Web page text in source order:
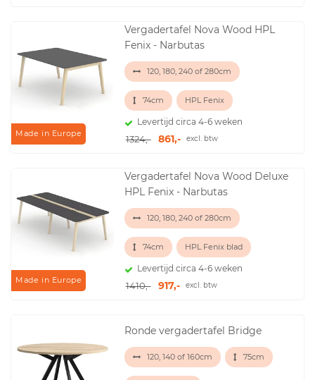
Made in Europe
Vergadertafel Nova Wood HPL
Fenix - Narbutas
120, 180, 240 of 280cm
74cm HPL Fenix
Levertijd circa 4-6 weken
1324,- 861,- excl. btw
Made in Europe
Vergadertafel Nova Wood Deluxe
HPL Fenix - Narbutas
120, 180, 240 of 280cm
74cm HPL Fenix blad
Levertijd circa 4-6 weken
1410,- 917,- excl. btw
Ronde vergadertafel Bridge
120, 140 of 160cm 75cm